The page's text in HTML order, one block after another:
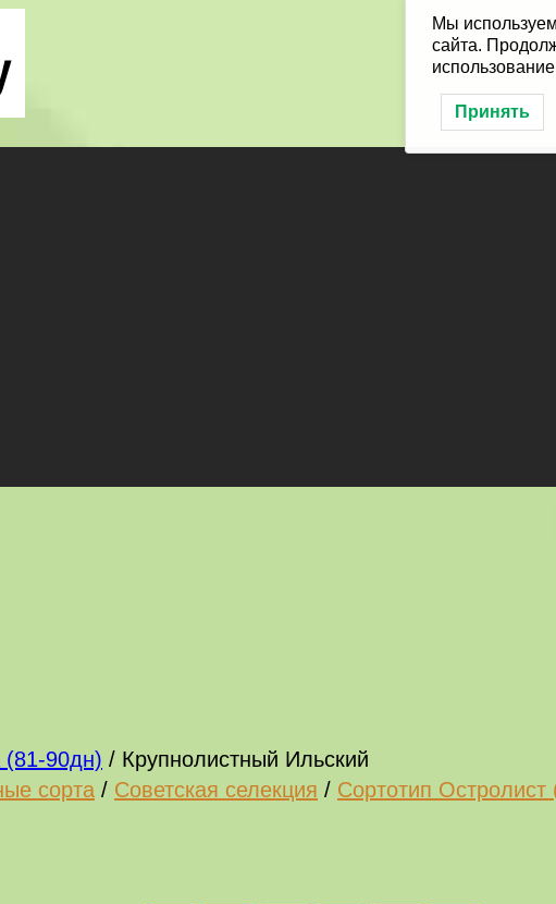
(81-90дн) / Крупнолистный Ильский
сорта / Советская селекция / Сортотип Остролист
Мы
сайта.
Принять